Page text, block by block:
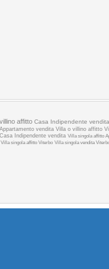
affitto Casa Indipendente
Appartamento vendita Villa o villino affitto
Casa Indipendente vendita Villa singola affitto
Villa singola affitto Viterbo Villa singola vendita